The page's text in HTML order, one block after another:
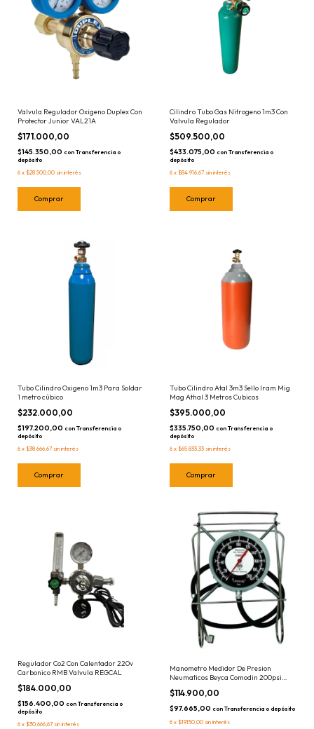
Valvula Regulador Oxigeno Duplex Con
Protector Junior VAL21A
$171.000,00
$145.350,00 con Transferencia o
depósito
6 x $28.500,00 sin interés
Cilindro Tubo Gas Nitrogeno 1m3 Con
Valvula Regulador
$509.500,00
$433.075,00 con Transferencia o
depósito
6 x $84.916,67 sin interés
Tubo Cilindro Oxigeno 1m3 Para Soldar
1 metro cúbico
$232.000,00
$197.200,00 con Transferencia o
depósito
6 x $38.666,67 sin interés
Tubo Cilindro Atal 3m3 Sello Iram Mig
Mag Athal 3 Metros Cubicos
$395.000,00
$335.750,00 con Transferencia o
depósito
6 x $65.833,33 sin interés
Regulador Co2 Con Calentador 220v
Carbonico RMB Valvula REGCAL
$184.000,00
$156.400,00 con Transferencia o
depósito
6 x $30.666,67 sin interés
Manometro Medidor De Presion
Neumaticos Beyca Comodin 200psi
CAPT-D 200 Cimpa
$114.900,00
$97.665,00 con Transferencia o depósito
6 x $19.150,00 sin interés